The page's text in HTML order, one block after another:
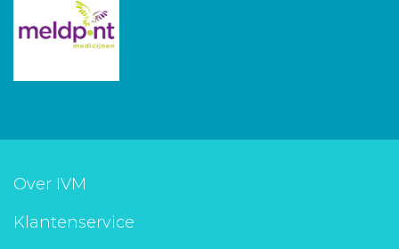
Over IVM
Klantenservice